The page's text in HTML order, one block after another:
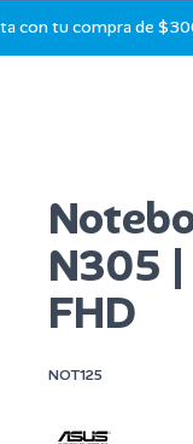
con tu compra de
N305 |
FHD
NOT125